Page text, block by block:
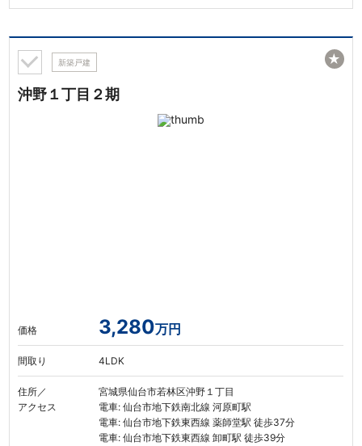
新築戸建
沖野１丁目２期
価格 3,280万円
間取り 4LDK
住所／
アクセス
宮城県仙台市若林区沖野１丁目
電車: 仙台市地下鉄南北線 河原町駅
電車: 仙台市地下鉄東西線 薬師堂駅 徒歩37分
電車: 仙台市地下鉄東西線 卸町駅 徒歩39分
★